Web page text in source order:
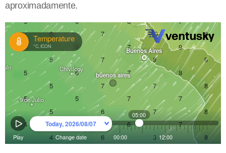
aproximadamente.